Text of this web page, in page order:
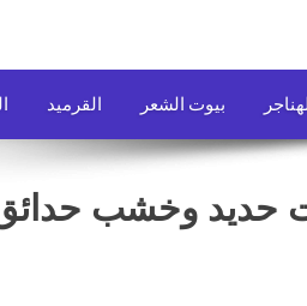
بيوت الشعر القرميد
حديد وخشب